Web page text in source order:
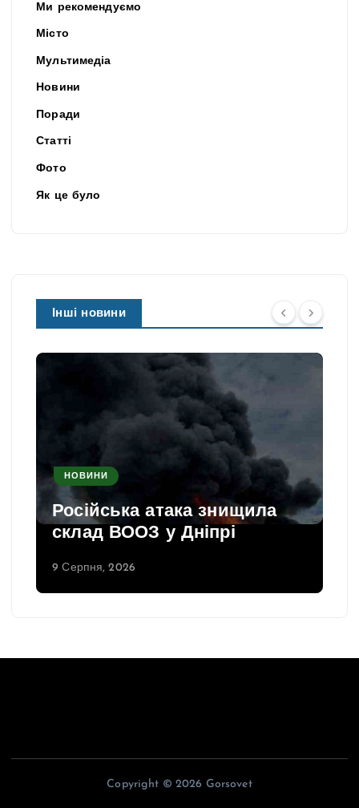
Ми рекомендуємо
Місто
Мультимедіа
Новини
Поради
Статті
Фото
Як це було
Інші новини
НОВИНИ
Російська атака знищила
склад ВООЗ у Дніпрі
9 Серпня, 2026
Copyright © 2026 Gorsovet